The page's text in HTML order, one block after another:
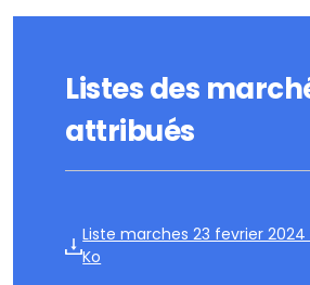
Listes des
attribués
Liste marches 23 fevrier 2024
Ko